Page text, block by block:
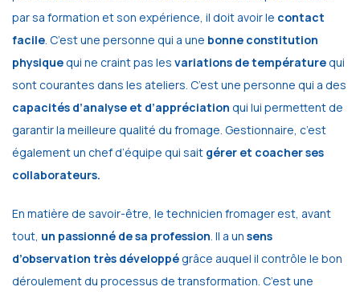
par sa formation et son expérience, il doit avoir le contact
facile. C’est une personne qui a une bonne constitution
physiquequi ne craint pas les variations de températurequi
sont courantes dans les ateliers. C’est une personne qui a des
capacités d’analyse et d’appréciation qui lui permettent de
garantir la meilleure qualité du fromage. Gestionnaire, c’est
également un chef d’équipe qui sait gérer et coacher ses
collaborateurs.
En matière de savoir-être, le technicien fromager est, avant
tout, un passionné de sa profession. Il a un sens
d’observation très développégrâce auquel il contrôle le bon
déroulement du processus de transformation. C’est une